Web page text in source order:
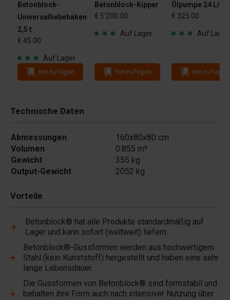
Betonblock-
Universalhebehaken
2,5 t
€ 45.00
Auf Lager
Hinzufügen
Betonblock-Kipper
€ 5’200.00
Auf Lager
Hinzufügen
Ölpumpe 24 Liter
€ 325.00
Auf Lager
Hinzufügen
Technische Daten
Abmessungen
160x80x80 cm
Volumen
0.855 m³
Gewicht
355 kg
Output-Gewicht
2052 kg
Vorteile
Betonblock® hat alle Produkte standardmäßig auf
Lager und kann sofort (weltweit) liefern.
Betonblock®-Gussformen werden aus hochwertigem
Stahl (kein Kunststoff) hergestellt und haben eine sehr
lange Lebensdauer.
Die Gussformen von Betonblock® sind formstabil und
behalten ihre Form auch nach intensiver Nutzung über